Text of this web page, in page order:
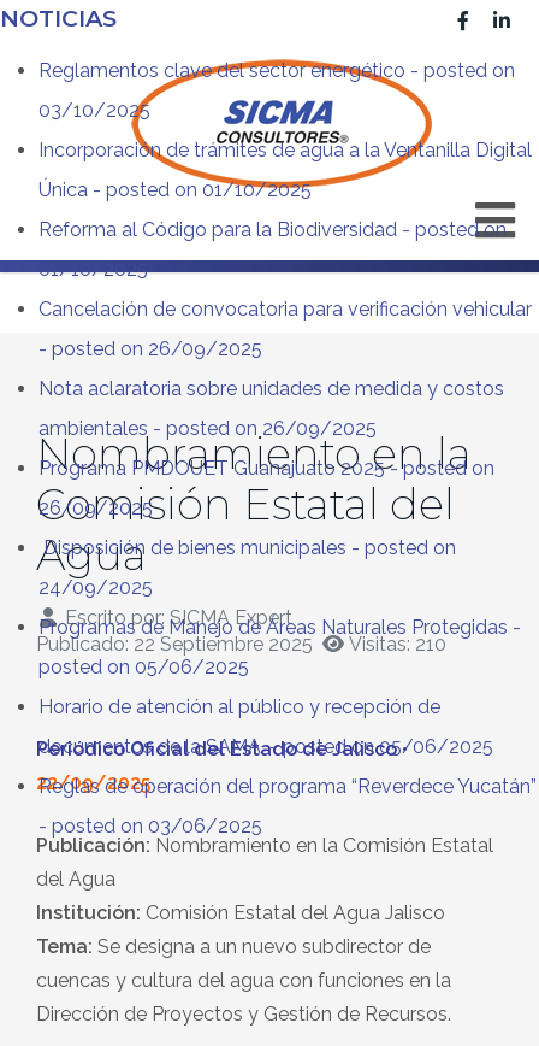
NOTICIAS
Reglamentos clave del sector energético - posted on
03/10/2025
Incorporación de trámites de agua a la Ventanilla Digital
Única - posted on 01/10/2025
Reforma al Código para la Biodiversidad - posted on
01/10/2025
Cancelación de convocatoria para verificación vehicular
- posted on 26/09/2025
Nota aclaratoria sobre unidades de medida y costos
ambientales - posted on 26/09/2025
Programa PMDOUET Guanajuato 2025- posted on
26/09/2025
Disposición de bienes municipales - posted on
24/09/2025
Programas de Manejo de Áreas Naturales Protegidas -
posted on 05/06/2025
Horario de atención al público y recepción de
documentos de la SAMA.- posted on 05/06/2025
Reglas de operación del programa “Reverdece Yucatán”
- posted on 03/06/2025
Nombramiento en la
Comisión Estatal del
Agua
Escrito por: SICMA Expert
Publicado: 22 Septiembre 2025
Visitas: 210
Periódico Oficial del Estado de Jalisco •
22/09/2025
Publicación: Nombramiento en la Comisión Estatal
del Agua
Institución: Comisión Estatal del Agua Jalisco
Tema: Se designa a un nuevo subdirector de
cuencas y cultura del agua con funciones en la
Dirección de Proyectos y Gestión de Recursos.